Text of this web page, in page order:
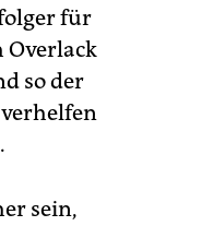
für
Overlack
so der
sein,